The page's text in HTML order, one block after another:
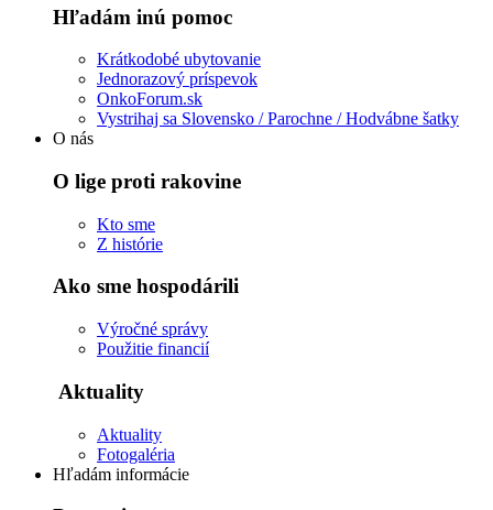
Hľadám inú pomoc
Krátkodobé ubytovanie
Jednorazový príspevok
OnkoForum.sk
Vystrihaj sa Slovensko / Parochne / Hodvábne šatky
O nás
O lige proti rakovine
Kto sme
Z histórie
Ako sme hospodárili
Výročné správy
Použitie financií
Aktuality
Aktuality
Fotogaléria
Hľadám informácie